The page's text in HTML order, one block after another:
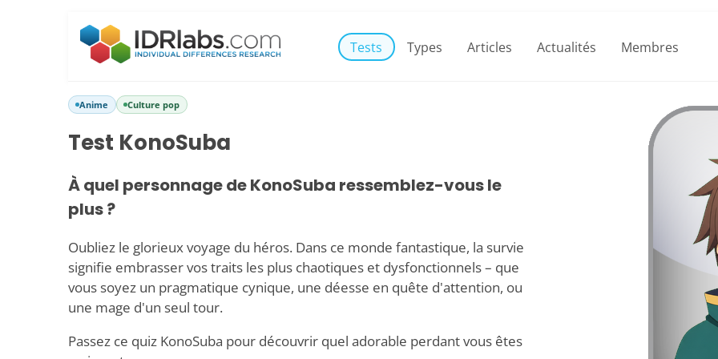
Tests Types Articles Actualités Membres
Anime Culture pop
Test KonoSuba
À quel personnage de KonoSuba ressemblez-vous le
plus ?
Oubliez le glorieux voyage du héros. Dans ce monde fantastique, la survie
signifie embrasser vos traits les plus chaotiques et dysfonctionnels – que
vous soyez un pragmatique cynique, une déesse en quête d'attention, ou
une mage d'un seul tour.
Passez ce quiz KonoSuba pour découvrir quel adorable perdant vous êtes